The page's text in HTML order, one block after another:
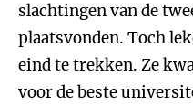
slachtingen van de
plaatsvonden. Toch
eind te trekken. Ze
voor de beste